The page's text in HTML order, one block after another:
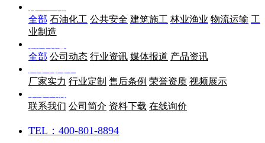
全部 石油化工 公共安全 建筑施工 林业渔业 物流运输 工
业制造
全部 公司动态 行业资讯 媒体报道 产品资讯
厂家实力 行业定制 售后条例 荣誉资质 视频展示
联系我们 公司简介 资料下载 在线询价
TEL：400-801-8894